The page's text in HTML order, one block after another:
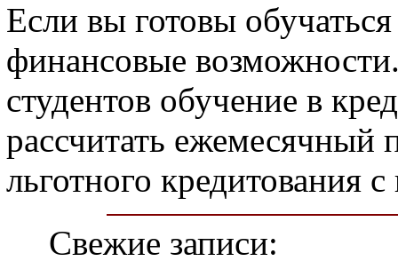
Если вы готовы
финансовые
студентов обучение в
рассчитать ежемесячный
льготного кредитования
Свежие записи: